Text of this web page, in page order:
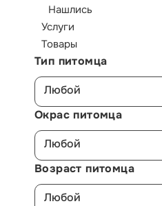
Нашлись
Услуги
Товары
Тип питомца
Любой
Окрас питомца
Любой
Возраст питомца
Любой